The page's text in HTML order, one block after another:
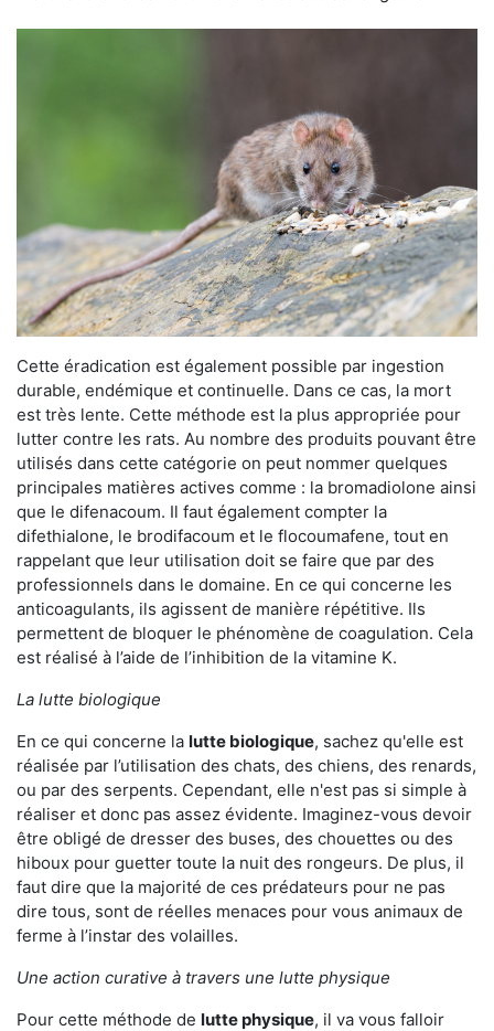
Cette éradication est également possible par ingestion
durable, endémique et continuelle. Dans ce cas, la mort
est très lente. Cette méthode est la plus appropriée pour
lutter contre les rats. Au nombre des produits pouvant être
utilisés dans cette catégorie on peut nommer quelques
principales matières actives comme : la bromadiolone ainsi
que le difenacoum. Il faut également compter la
difethialone, le brodifacoum et le flocoumafene, tout en
rappelant que leur utilisation doit se faire que par des
professionnels dans le domaine. En ce qui concerne les
anticoagulants, ils agissent de manière répétitive. Ils
permettent de bloquer le phénomène de coagulation. Cela
est réalisé à l’aide de l’inhibition de la vitamine K.
La lutte biologique
En ce qui concerne la lutte biologique, sachez qu'elle est
réalisée par l’utilisation des chats, des chiens, des renards,
ou par des serpents. Cependant, elle n'est pas si simple à
réaliser et donc pas assez évidente. Imaginez-vous devoir
être obligé de dresser des buses, des chouettes ou des
hiboux pour guetter toute la nuit des rongeurs. De plus, il
faut dire que la majorité de ces prédateurs pour ne pas
dire tous, sont de réelles menaces pour vous animaux de
ferme à l’instar des volailles.
Une action curative à travers une lutte physique
Pour cette méthode de lutte physique, il va vous falloir